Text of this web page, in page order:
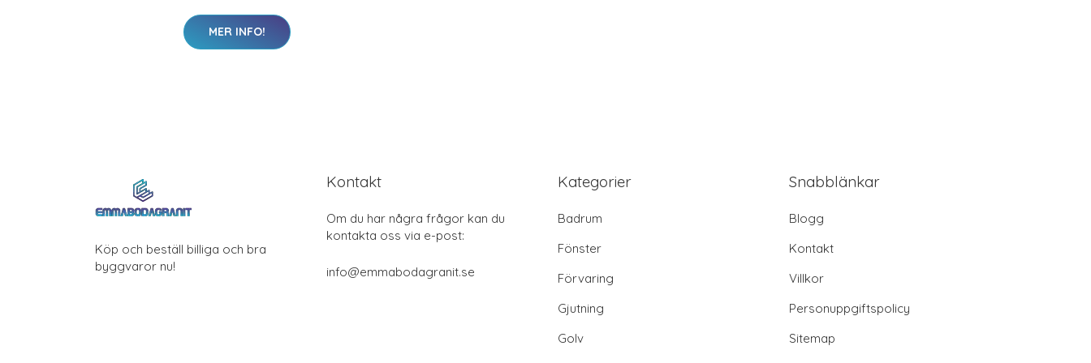
MER INFO!
Köp och beställ billiga och bra
byggvaror nu!
Kontakt
Om du har några frågor kan du
kontakta oss via e-post:
info@emmabodagranit.se
Kategorier
Badrum
Fönster
Förvaring
Gjutning
Golv
Snabblänkar
Blogg
Kontakt
Villkor
Personuppgiftspolicy
Sitemap